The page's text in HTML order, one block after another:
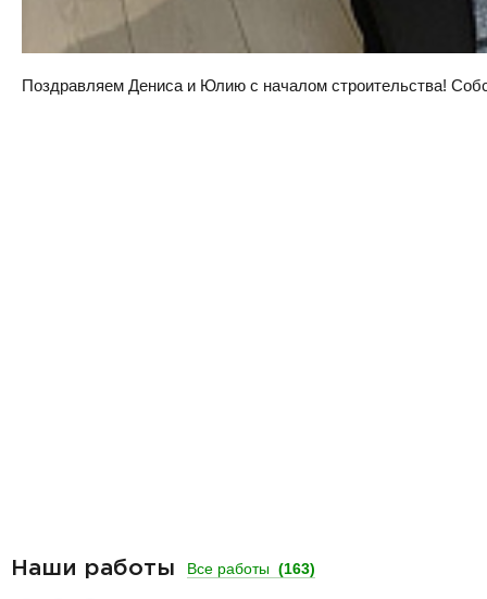
Поздравляем Дениса и Юлию с началом строительства!
Наши работы Все работы (163)